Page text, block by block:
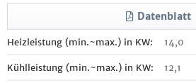
Datenblatt
Heizleistung (min.~max.) in KW: 14,0
Kühlleistung (min.~max.) in KW: 12,1